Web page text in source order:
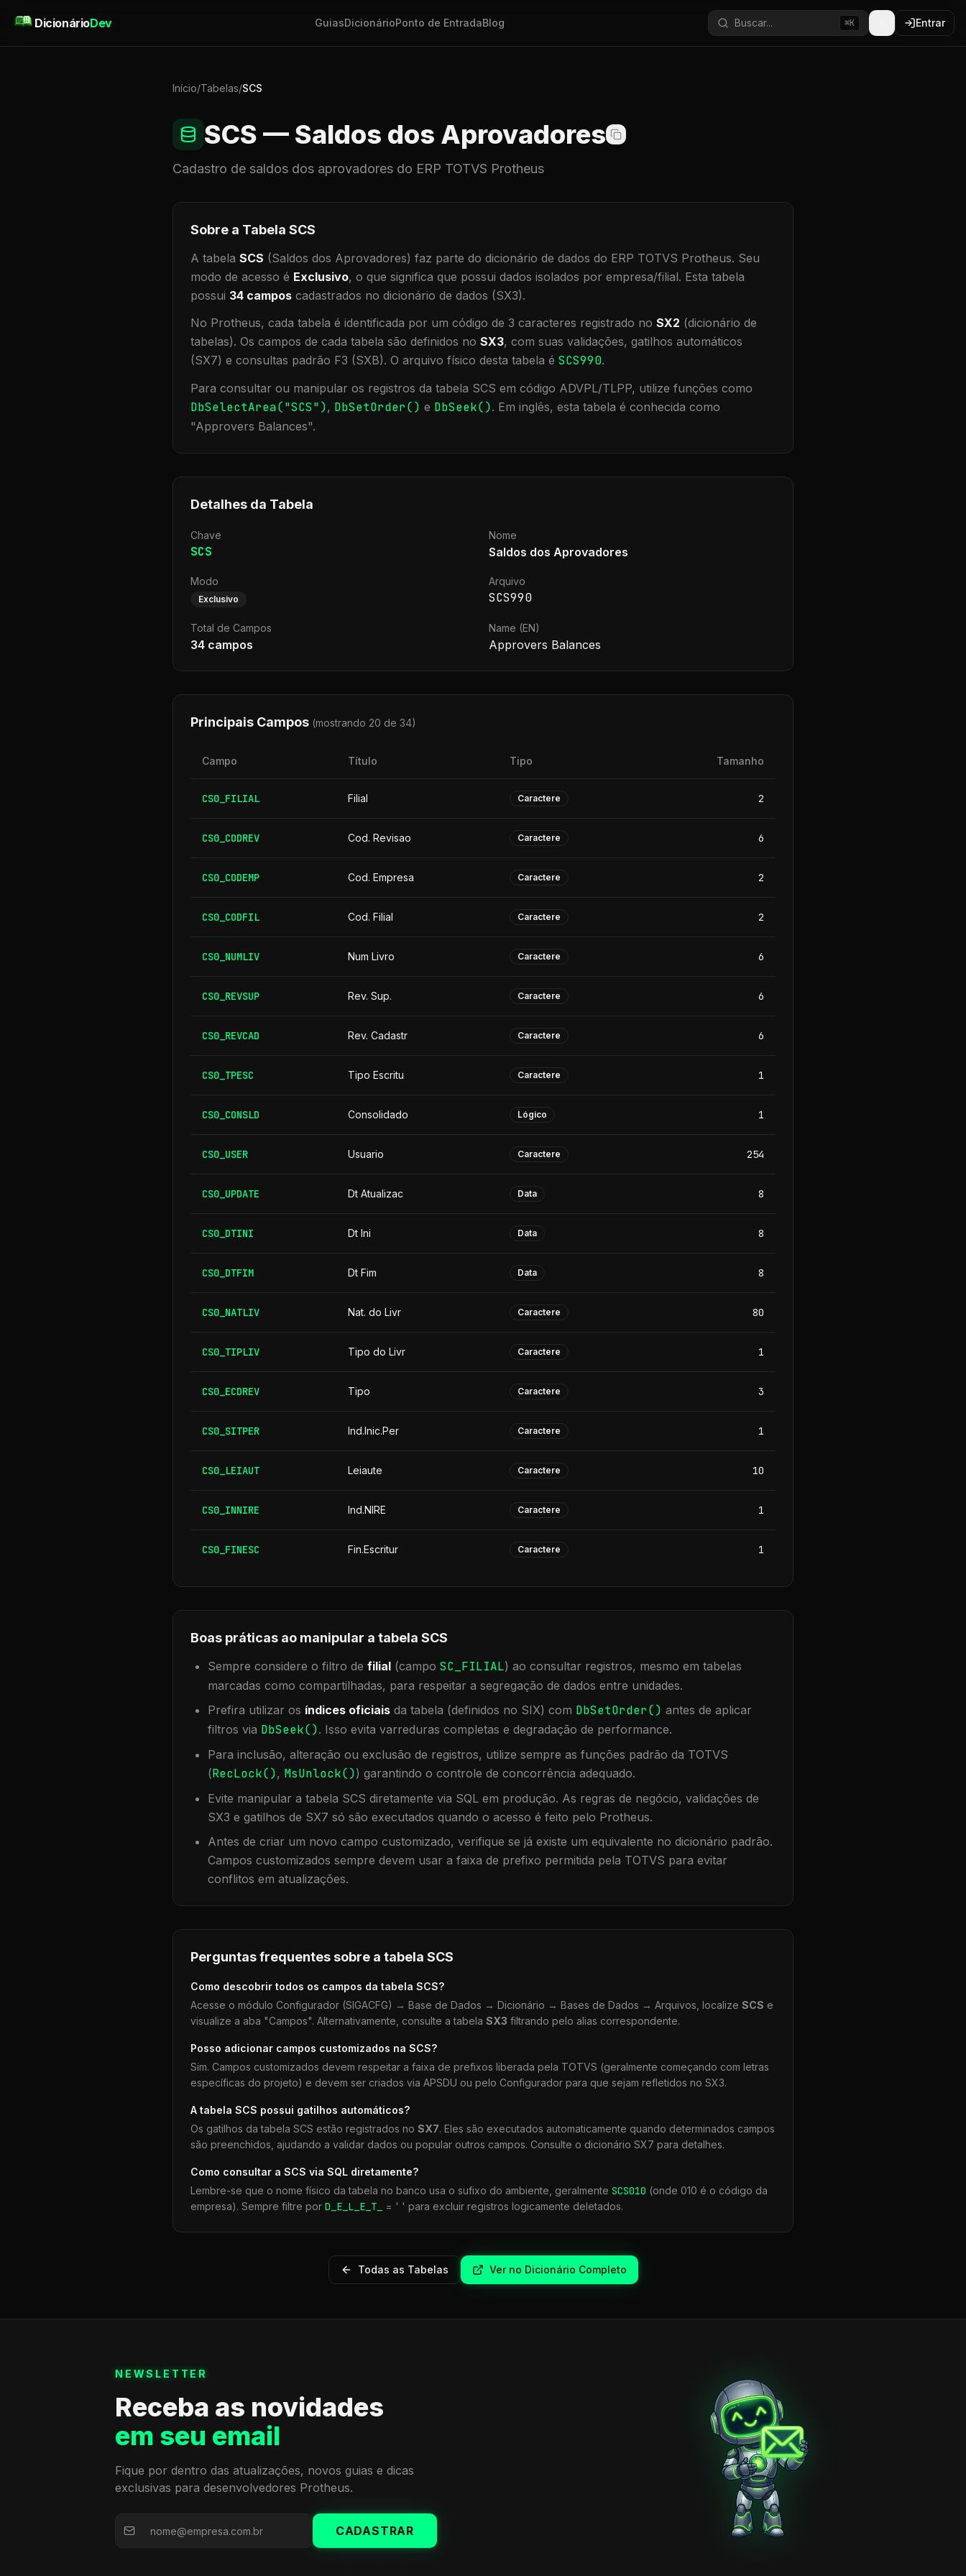
DicionárioDev GuiasDicionárioPonto de EntradaBlog Buscar... ⌘K Entrar
Início/Tabelas/SCS
SCS — Saldos dos Aprovadores
Cadastro de saldos dos aprovadores do ERP TOTVS Protheus
Sobre a Tabela SCS
A tabela SCS (Saldos dos Aprovadores) faz parte do dicionário de dados do ERP TOTVS Protheus. Seu
modo de acesso é Exclusivo, o que significa que possui dados isolados por empresa/filial. Esta tabela
possui 34 campos cadastrados no dicionário de dados (SX3).
No Protheus, cada tabela é identificada por um código de 3 caracteres registrado no SX2 (dicionário de
tabelas). Os campos de cada tabela são definidos no SX3, com suas validações, gatilhos automáticos
(SX7) e consultas padrão F3 (SXB). O arquivo físico desta tabela é SCS990.
Para consultar ou manipular os registros da tabela SCS em código ADVPL/TLPP, utilize funções como
DbSelectArea("SCS"), DbSetOrder() e DbSeek(). Em inglês, esta tabela é conhecida como
"Approvers Balances".
Detalhes da Tabela
Chave
SCS
Nome
Saldos dos Aprovadores
Modo
Exclusivo
Arquivo
SCS990
Total de Campos
34 campos
Name (EN)
Approvers Balances
Principais Campos (mostrando 20 de 34)
Campo Título Tipo Tamanho
CS0_FILIAL Filial Caractere 2
CS0_CODREV Cod. Revisao Caractere 6
CS0_CODEMP Cod. Empresa Caractere 2
CS0_CODFIL Cod. Filial Caractere 2
CS0_NUMLIV Num Livro Caractere 6
CS0_REVSUP Rev. Sup. Caractere 6
CS0_REVCAD Rev. Cadastr Caractere 6
CS0_TPESC Tipo Escritu Caractere 1
CS0_CONSLD Consolidado Lógico 1
CS0_USER Usuario Caractere 254
CS0_UPDATE Dt Atualizac Data 8
CS0_DTINI Dt Ini Data 8
CS0_DTFIM Dt Fim Data 8
CS0_NATLIV Nat. do Livr Caractere 80
CS0_TIPLIV Tipo do Livr Caractere 1
CS0_ECDREV Tipo Caractere 3
CS0_SITPER Ind.Inic.Per Caractere 1
CS0_LEIAUT Leiaute Caractere 10
CS0_INNIRE Ind.NIRE Caractere 1
CS0_FINESC Fin.Escritur Caractere 1
Boas práticas ao manipular a tabela SCS
Sempre considere o filtro de filial (campo SC_FILIAL) ao consultar registros, mesmo em tabelas
marcadas como compartilhadas, para respeitar a segregação de dados entre unidades.
Prefira utilizar os índices oficiais da tabela (definidos no SIX) com DbSetOrder() antes de aplicar
filtros via DbSeek(). Isso evita varreduras completas e degradação de performance.
Para inclusão, alteração ou exclusão de registros, utilize sempre as funções padrão da TOTVS
(RecLock(), MsUnlock()) garantindo o controle de concorrência adequado.
Evite manipular a tabela SCS diretamente via SQL em produção. As regras de negócio, validações de
SX3 e gatilhos de SX7 só são executados quando o acesso é feito pelo Protheus.
Antes de criar um novo campo customizado, verifique se já existe um equivalente no dicionário padrão.
Campos customizados sempre devem usar a faixa de prefixo permitida pela TOTVS para evitar
conflitos em atualizações.
Perguntas frequentes sobre a tabela SCS
Como descobrir todos os campos da tabela SCS?
Acesse o módulo Configurador (SIGACFG) → Base de Dados → Dicionário → Bases de Dados → Arquivos, localize SCS e
visualize a aba "Campos". Alternativamente, consulte a tabela SX3 filtrando pelo alias correspondente.
Posso adicionar campos customizados na SCS?
Sim. Campos customizados devem respeitar a faixa de prefixos liberada pela TOTVS (geralmente começando com letras
específicas do projeto) e devem ser criados via APSDU ou pelo Configurador para que sejam refletidos no SX3.
A tabela SCS possui gatilhos automáticos?
Os gatilhos da tabela SCS estão registrados no SX7. Eles são executados automaticamente quando determinados campos
são preenchidos, ajudando a validar dados ou popular outros campos. Consulte o dicionário SX7 para detalhes.
Como consultar a SCS via SQL diretamente?
Lembre-se que o nome físico da tabela no banco usa o sufixo do ambiente, geralmente SCS010 (onde 010 é o código da
empresa). Sempre filtre por D_E_L_E_T_ = ' ' para excluir registros logicamente deletados.
Todas as Tabelas Ver no Dicionário Completo
NEWSLETTER
Receba as novidades
em seu email
Fique por dentro das atualizações, novos guias e dicas
exclusivas para desenvolvedores Protheus.
CADASTRAR